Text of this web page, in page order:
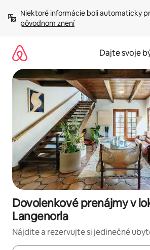
obsah.
Niektoré informácie boli automaticky
pôvodnom znení
Dajte svoje
Dovolenkové prenájmy v
Langenorla
Nájdite a rezervujte si jedinečné